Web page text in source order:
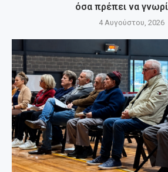
όσα πρέπει να
4 Αυγούστου, 2026